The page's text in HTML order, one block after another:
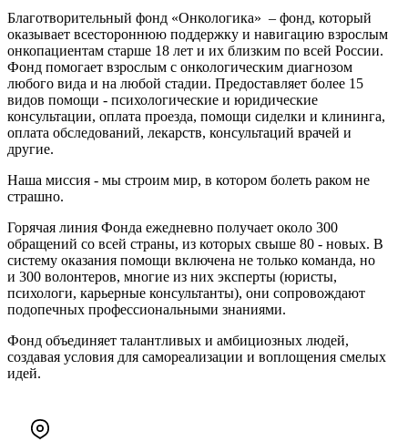
Благотворительный фонд «Онкологика» – фонд, который
оказывает всестороннюю поддержку и навигацию взрослым
онкопациентам старше 18 лет и их близким по всей России.
Фонд помогает взрослым с онкологическим диагнозом
любого вида и на любой стадии. Предоставляет более 15
видов помощи - психологические и юридические
консультации, оплата проезда, помощи сиделки и клининга,
оплата обследований, лекарств, консультаций врачей и
другие.
Наша миссия - мы строим мир, в котором болеть раком не
страшно.
Горячая линия Фонда ежедневно получает около 300
обращений со всей страны, из которых свыше 80 - новых. В
систему оказания помощи включена не только команда, но
и 300 волонтеров, многие из них эксперты (юристы,
психологи, карьерные консультанты), они сопровождают
подопечных профессиональными знаниями.
Фонд объединяет талантливых и амбициозных людей,
создавая условия для самореализации и воплощения смелых
идей.